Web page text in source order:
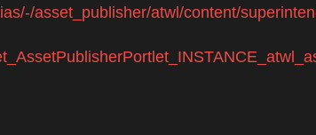
asset_publisher/atwl/content/